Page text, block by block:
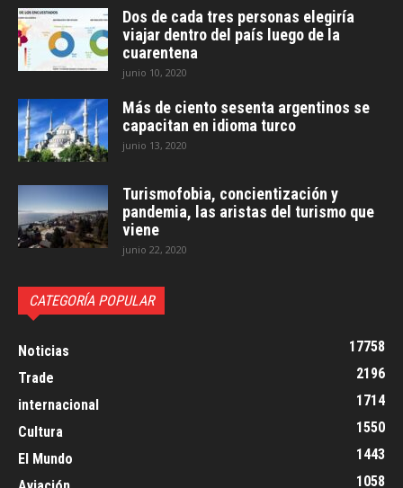
Dos de cada tres personas elegiría
viajar dentro del país luego de la
cuarentena
junio 10, 2020
Más de ciento sesenta argentinos se
capacitan en idioma turco
junio 13, 2020
Turismofobia, concientización y
pandemia, las aristas del turismo que
viene
junio 22, 2020
CATEGORÍA POPULAR
Noticias
17758
Trade
2196
internacional
1714
Cultura
1550
El Mundo
1443
1058